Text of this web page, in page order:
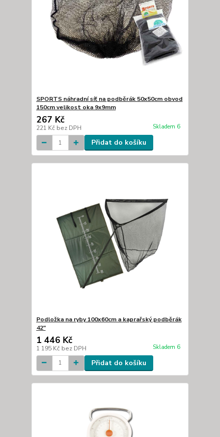
SPORTS náhradní síť na podběrák 50x50cm obvod
150cm velikost oka 9x9mm
267 Kč
221 Kč bez DPH Skladem 6
Přidat do košíku
Podložka na ryby 100x60cm a kaprařský podběrák
42"
1 446 Kč
1 195 Kč bez DPH Skladem 6
Přidat do košíku